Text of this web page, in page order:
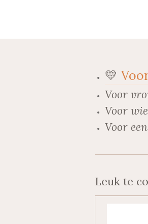
💛
Voor
Voor
Voor
Leuk te